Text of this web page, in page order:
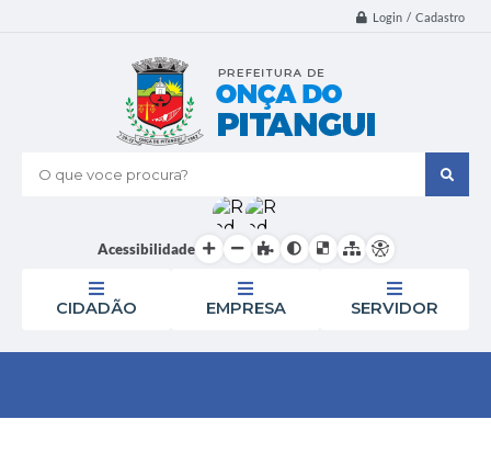
Login / Cadastro
O que voce procura?
Acessibilidade
CIDADÃO EMPRESA SERVIDOR